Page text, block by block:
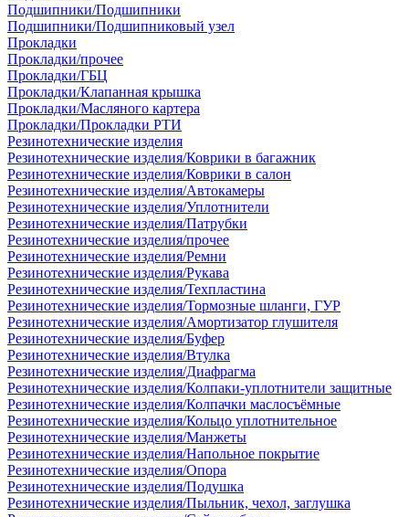
Подшипники/Подшипники
Подшипники/Подшипниковый узел
Прокладки
Прокладки/прочее
Прокладки/ГБЦ
Прокладки/Клапанная крышка
Прокладки/Масляного картера
Прокладки/Прокладки РТИ
Резинотехнические изделия
Резинотехнические изделия/Коврики в багажник
Резинотехнические изделия/Коврики в салон
Резинотехнические изделия/Автокамеры
Резинотехнические изделия/Уплотнители
Резинотехнические изделия/Патрубки
Резинотехнические изделия/прочее
Резинотехнические изделия/Ремни
Резинотехнические изделия/Рукава
Резинотехнические изделия/Техпластина
Резинотехнические изделия/Тормозные шланги, ГУР
Резинотехнические изделия/Амортизатор глушителя
Резинотехнические изделия/Буфер
Резинотехнические изделия/Втулка
Резинотехнические изделия/Диафрагма
Резинотехнические изделия/Колпаки-уплотнители защитные
Резинотехнические изделия/Колпачки маслосъёмные
Резинотехнические изделия/Кольцо уплотнительное
Резинотехнические изделия/Манжеты
Резинотехнические изделия/Напольное покрытие
Резинотехнические изделия/Опора
Резинотехнические изделия/Подушка
Резинотехнические изделия/Пыльник, чехол, заглушка